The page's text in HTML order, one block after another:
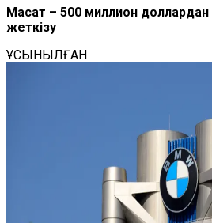
Мақсат – 500 миллион доллардан
жеткізу
ҰСЫНЫЛҒАН